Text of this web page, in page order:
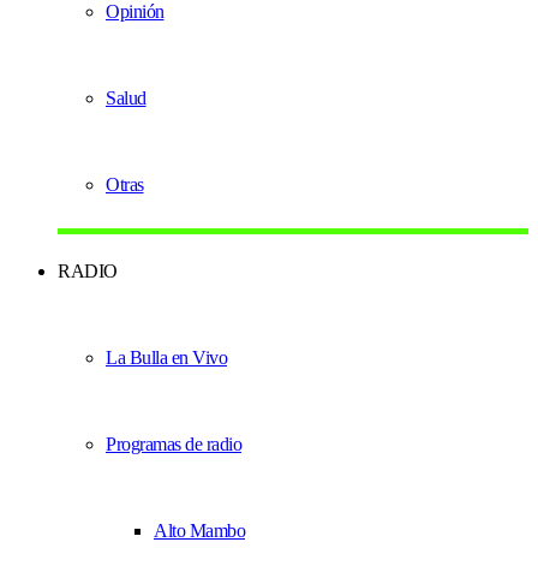
Opinión
Salud
Otras
RADIO
La Bulla en Vivo
Programas de radio
Alto Mambo